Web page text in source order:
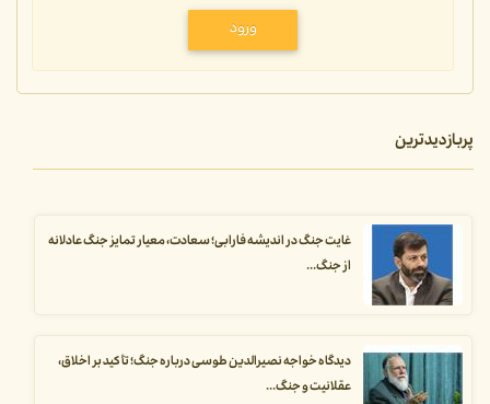
ورود
پربازدیدترین
غایت جنگ در اندیشه فارابی؛ سعادت، معیار تمایز جنگ عادلانه
از جنگ...
دیدگاه خواجه نصیرالدین طوسی درباره جنگ؛ تأکید بر اخلاق،
عقلانیت و جنگ...